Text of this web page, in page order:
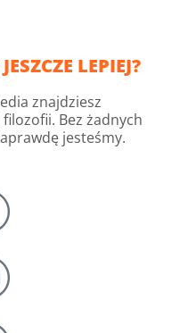
LEPIEJ?
znajdziesz
Bez żadnych
jesteśmy.